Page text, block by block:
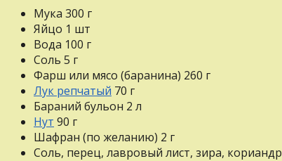
Мука 300 г
Яйцо 1 шт
Вода 100 г
Соль 5 г
Фарш или мясо (баранина) 260 г
Лук репчатый 70 г
Бараний бульон 2 л
Нут 90 г
Шафран (по желанию) 2 г
Соль, перец, лавровый лист, зира, кориандр